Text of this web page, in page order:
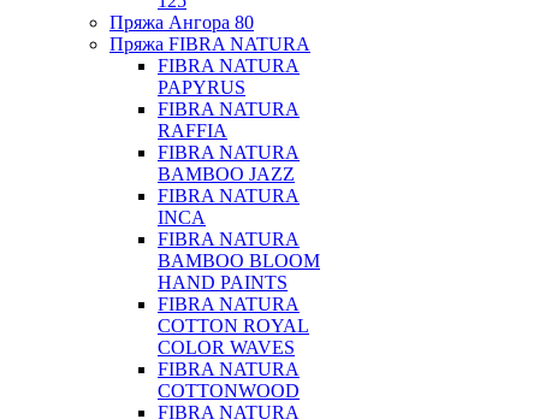
Пряжа Ангора 80
Пряжа FIBRA NATURA
FIBRA NATURA
PAPYRUS
FIBRA NATURA
RAFFIA
FIBRA NATURA
BAMBOO JAZZ
FIBRA NATURA
INCA
FIBRA NATURA
BAMBOO BLOOM
HAND PAINTS
FIBRA NATURA
COTTON ROYAL
COLOR WAVES
FIBRA NATURA
COTTONWOOD
FIBRA NATURA